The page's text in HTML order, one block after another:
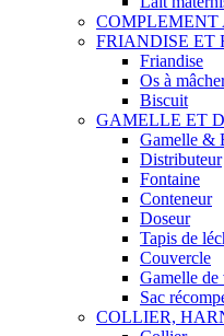
FRIANDISE ET
Friandise
Os à
Biscuit
GAMELLE ET
Gamelle &
Distributeur
Fontaine
Conteneur
Doseur
Tapis de
Couvercle
Gamelle de
Sac
COLLIER,